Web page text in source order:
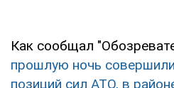
Как сообщал
прошлую ночь
позиций сил АТО, в